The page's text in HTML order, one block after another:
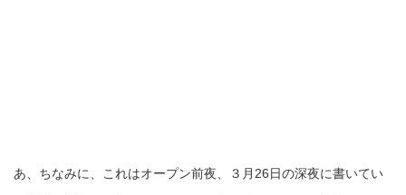
あ、ちなみに、これはオープン前夜、３月26日の深夜に書いてい